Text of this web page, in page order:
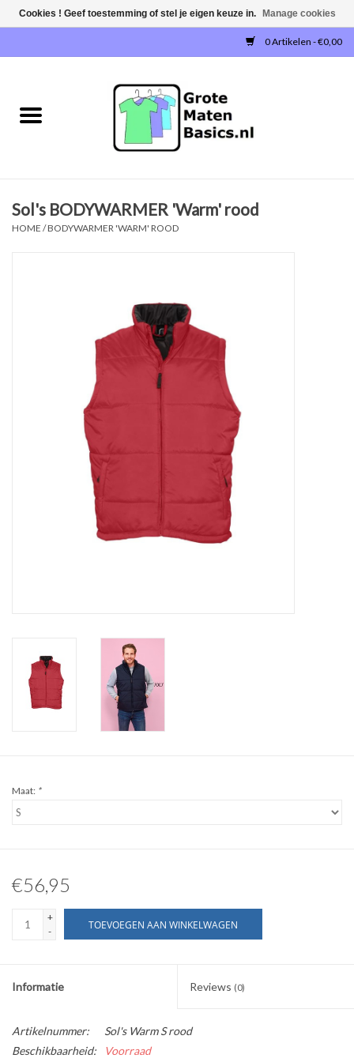
0 Artikelen - €0,00
NIEUW!
SWEATERS / SWEATVESTEN
BROEKEN / SHORTS
BODYWARMERS
JACKS / JASSEN
DAMES
Sol's BODYWARMER 'Warm' rood
HOME /BODYWARMER 'WARM' ROOD
Maat: *
€56,95
+
-
TOEVOEGEN AAN WINKELWAGEN
Informatie Reviews (0)
Artikelnummer:
Sol's Warm S rood
Beschikbaarheid:
Voorraad
Cookies ! Geef toestemming of stel je eigen keuze in. Manage cookies